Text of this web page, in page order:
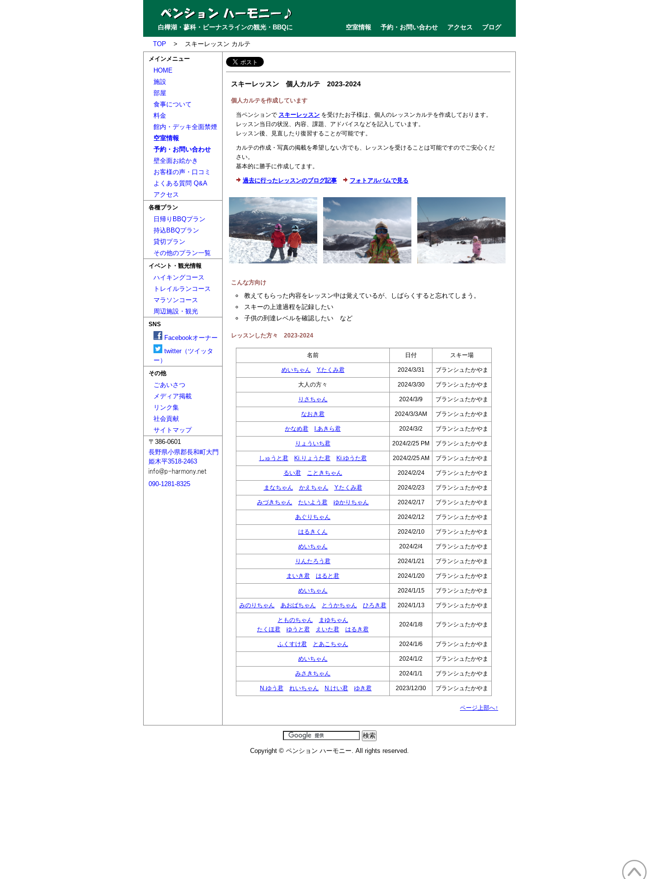
白樺湖・蓼科・ビーナスラインの観光・BBQに 空室情報 予約・お問い合わせ アクセス ブログ
TOP > スキーレッスン カルテ
スキーレッスン 個人カルテ 2023-2024
個人カルテを作成しています
当ペンションで スキーレッスン を受けたお子様は、個人のレッスンカルテを作成しております。
レッスン当日の状況、内容、課題、アドバイスなどを記入しています。
レッスン後、見直したり復習することが可能です。
カルテの作成・写真の掲載を希望しない方でも、レッスンを受けることは可能ですのでご安心くだ
さい。
基本的に勝手に作成してます。
過去に行ったレッスンのブログ記事 フォトアルバムで見る
こんな方向け
教えてもらった内容をレッスン中は覚えているが、しばらくすると忘れてしまう。
スキーの上達過程を記録したい
子供の到達レベルを確認したい など
レッスンした方々 2023-2024
名前 日付 スキー場
めいちゃん Y.たくみ君 2024/3/31 ブランシュたかやま
大人の方々 2024/3/30 ブランシュたかやま
りさちゃん 2024/3/9 ブランシュたかやま
なおき君 2024/3/3AM ブランシュたかやま
かなめ君 I.あきら君 2024/3/2 ブランシュたかやま
りょういち君 2024/2/25 PM ブランシュたかやま
しゅうと君 Ki.りょうた君 Ki.ゆうた君 2024/2/25 AM ブランシュたかやま
るい君 こときちゃん 2024/2/24 ブランシュたかやま
まなちゃん かえちゃん Y.たくみ君 2024/2/23 ブランシュたかやま
みづきちゃん たいよう君 ゆかりちゃん 2024/2/17 ブランシュたかやま
あぐりちゃん 2024/2/12 ブランシュたかやま
はるきくん 2024/2/10 ブランシュたかやま
めいちゃん 2024/2/4 ブランシュたかやま
りんたろう君 2024/1/21 ブランシュたかやま
まいき君 はると君 2024/1/20 ブランシュたかやま
めいちゃん 2024/1/15 ブランシュたかやま
みのりちゃん あおばちゃん とうかちゃん ひろき君 2024/1/13 ブランシュたかやま
とものちゃん
まゆちゃん
たくほ君
ゆうと君 えいた君 はるき君
2024/1/8 ブランシュたかやま
ふくすけ君 とあこちゃん 2024/1/6 ブランシュたかやま
めいちゃん 2024/1/2 ブランシュたかやま
みさきちゃん 2024/1/1 ブランシュたかやま
N.ゆう君 れいちゃん N.けい君 ゆき君 2023/12/30 ブランシュたかやま
ページ上部へ↑
メインメニュー
HOME
施設
部屋
食事について
料金
館内・デッキ全面禁煙
空室情報
予約・お問い合わせ
壁全面お絵かき
お客様の声・口コミ
よくある質問 Q&A
アクセス
各種プラン
日帰りBBQプラン
持込BBQプラン
貸切プラン
その他のプラン一覧
イベント・観光情報
ハイキングコース
トレイルランコース
マラソンコース
周辺施設・観光
SNS
Facebookオーナー
twitter（ツイッタ
ー）
その他
ごあいさつ
メディア掲載
リンク集
社会貢献
サイトマップ
〒386-0601
長野県小県郡長和町大門
姫木平3518-2463
090-1281-8325
Copyright © ペンション ハーモニー. All rights reserved.